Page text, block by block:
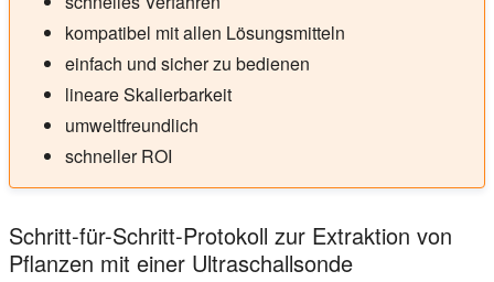
kompatibel mit allen Lösungsmitteln
einfach und sicher zu bedienen
lineare Skalierbarkeit
umweltfreundlich
schneller ROI
Schritt-für-Schritt-Protokoll zur Extraktion von
Pflanzen mit einer Ultraschallsonde